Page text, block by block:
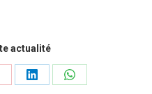
actualité
PartagerPartager